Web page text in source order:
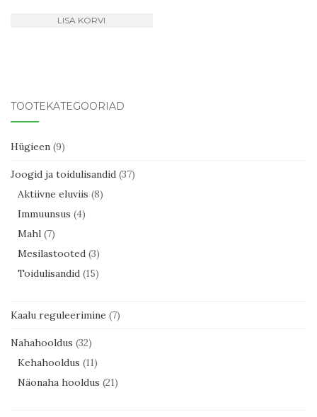
LISA KORVI
TOOTEKATEGOORIAD
Hügieen (9)
Joogid ja toidulisandid (37)
Aktiivne eluviis (8)
Immuunsus (4)
Mahl (7)
Mesilastooted (3)
Toidulisandid (15)
Kaalu reguleerimine (7)
Nahahooldus (32)
Kehahooldus (11)
Näonaha hooldus (21)